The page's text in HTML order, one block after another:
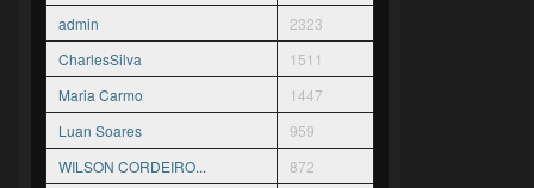
admin
2323
CharlesSilva
1511
Maria Carmo
1447
Luan Soares
959
WILSON CORDEIRO...
872